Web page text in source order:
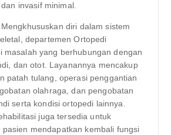
invasif minimal.
Mengkhususkan diri dalam sistem
departemen Ortopedi
masalah yang berhubungan dengan
dan otot. Layanannya mencakup
patah tulang, operasi penggantian
olahraga, dan pengobatan
serta kondisi ortopedi lainnya.
juga tersedia untuk
pasien mendapatkan kembali fungsi